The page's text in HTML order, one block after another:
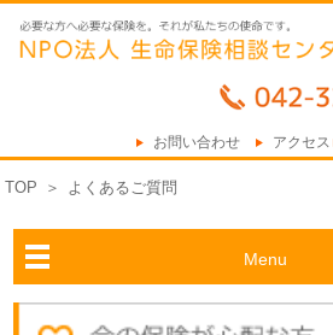
お問い合わせ アクセス
TOP ＞ よくあるご質問
Menu